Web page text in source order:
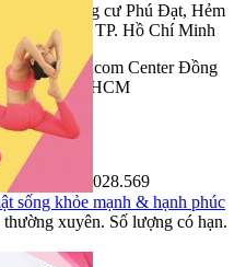
sống khỏe mạnh & hạnh phúc
xuyên. Số lượng có hạn.
Trệt, Chung cư Phú Đạt, Hẻm
Thạnh, TP. Hồ Chí Minh
Tòa nhà Vincom Center Đồng
Q.1, TP.HCM
cuộc hẹn)
cao: 0909.028.569